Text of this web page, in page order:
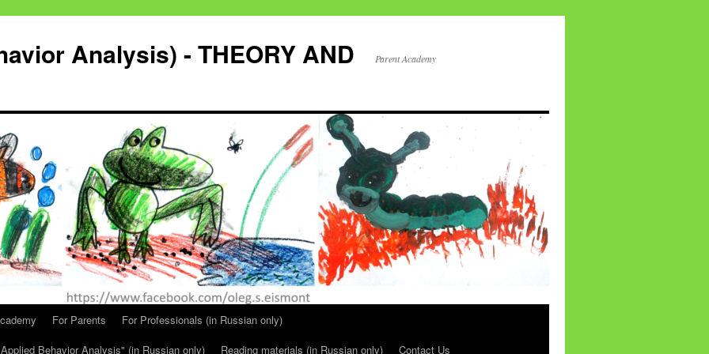
Analysis) - THEORY AND
Parent Academy
For Parents
For Professionals (in Russian only)
Behavior Analysis" (in Russian only)
Reading materials (in Russian only)
Contact Us